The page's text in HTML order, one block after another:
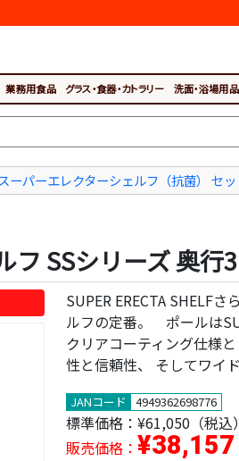
業務用食品 グラス・食器・カトラリー 洗面・浴場用品
スーパーエレクターシェルフ（抗菌） セッ
フ SSシリーズ 奥
SUPER ERECTA SHELF
ルフの定番。 ポールは
クリアコーティング仕様
性と信頼性、 そしてワイ
JANコード 4949362698776
標準価格： ¥61,050（税込）
販売価格： ¥38,157